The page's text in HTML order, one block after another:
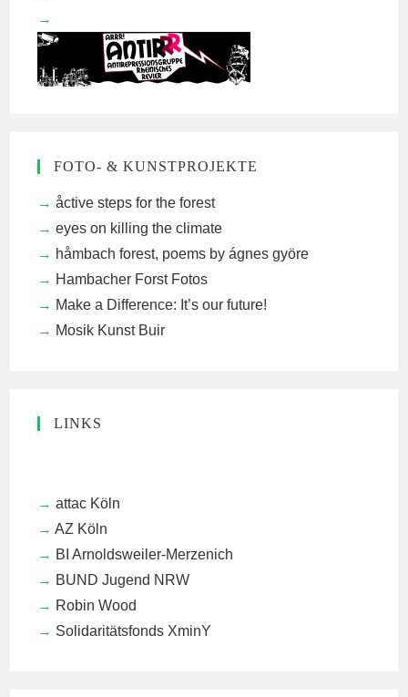
FOTO- & KUNSTPROJEKTE
åctive steps for the forest
eyes on killing the climate
håmbach forest, poems by ágnes györe
Hambacher Forst Fotos
Make a Difference: It’s our future!
Mosik Kunst Buir
LINKS
attac Köln
AZ Köln
BI Arnoldsweiler-Merzenich
BUND Jugend NRW
Robin Wood
Solidaritätsfonds XminY